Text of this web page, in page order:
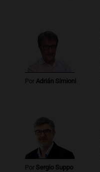
Por Adrián Simioni
Por Sergio Suppo